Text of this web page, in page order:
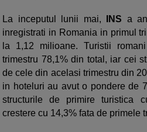
La inceputul lunii mai, INS a
inregistrati in Romania in primul
la 1,12 milioane. Turistii
trimestru 78,1% din total, iar cei
de cele din acelasi trimestru din
in hoteluri au avut o pondere de
structurile de primire turistica
crestere cu 14,3% fata de primele